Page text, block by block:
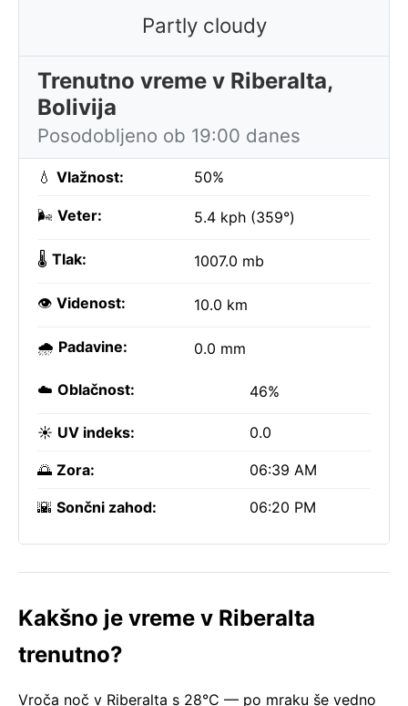
Partly cloudy
Trenutno vreme v Riberalta,
Bolivija
Posodobljeno ob 19:00 danes
💧 Vlažnost: 50%
🌬️ Veter: 5.4 kph (359°)
🌡️ Tlak: 1007.0 mb
👁️ Videnost: 10.0 km
🌧️ Padavine: 0.0 mm
☁️ Oblačnost: 46%
☀️ UV indeks: 0.0
🌅 Zora: 06:39 AM
🌇 Sončni zahod: 06:20 PM
Kakšno je vreme v Riberalta
trenutno?
Vroča noč v Riberalta s 28°C — po mraku še vedno